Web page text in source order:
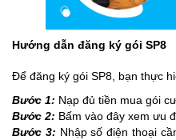
Hướng dẫn đăng ký gói SP8
Để đăng ký gói SP8, bạn thực
Bước 1: Nạp đủ tiền mua gói
Bước 2: Bấm vào đây xem ưu
Bước 3: Nhập số điện thoại